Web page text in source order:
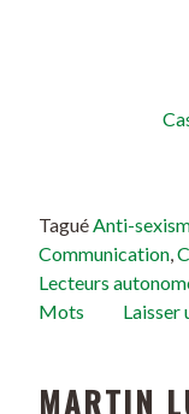
TaguéAnti-
Communication,
Lecteurs
Mots
Laisser
MARTIN